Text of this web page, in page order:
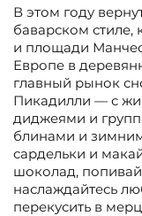
В этом году
баварском стиле,
и площади
Европе в
главный рынок
Пикадилли — с
диджеями и
блинами и
сардельки и
шоколад,
наслаждайтесь
перекусить в